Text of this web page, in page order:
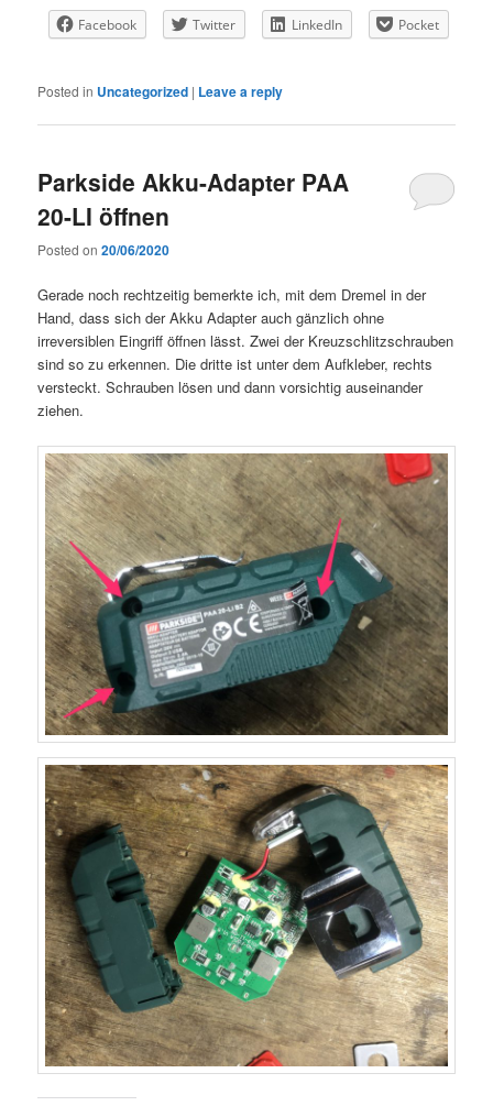
Facebook Twitter LinkedIn Pocket
Posted in Uncategorized | Leave a reply
Parkside Akku-Adapter PAA
20-LI öffnen
Posted on20/06/2020
Gerade noch rechtzeitig bemerkte ich, mit dem Dremel in der
Hand, dass sich der Akku Adapter auch gänzlich ohne
irreversiblen Eingriff öffnen lässt. Zwei der Kreuzschlitzschrauben
sind so zu erkennen. Die dritte ist unter dem Aufkleber, rechts
versteckt. Schrauben lösen und dann vorsichtig auseinander
ziehen.